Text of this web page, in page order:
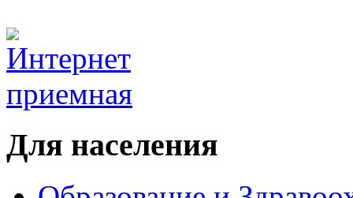
Для населения